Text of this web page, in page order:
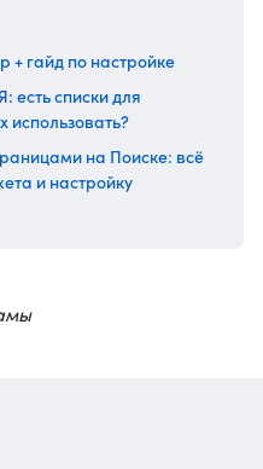
+ гайд по настройке
списки для
использовать?
на Поиске: всё
и настройку